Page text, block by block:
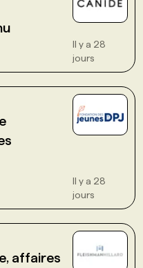
Il y a 28
jours
Il y a 28
jours
affaires